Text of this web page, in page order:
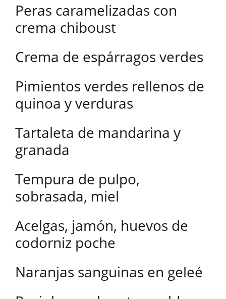
Peras caramelizadas con
crema chiboust
Crema de espárragos verdes
Pimientos verdes rellenos de
quinoa y verduras
Tartaleta de mandarina y
granada
Tempura de pulpo,
sobrasada, miel
Acelgas, jamón, huevos de
codorniz poche
Naranjas sanguinas en geleé